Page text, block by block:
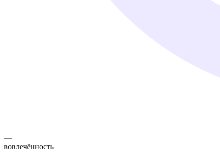
—
вовлечённость